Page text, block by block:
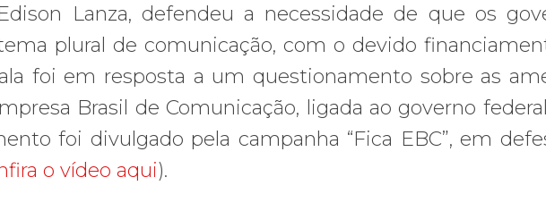
Lanza, defendeu a necessidade de que os
plural de comunicação, com o devido
foi em resposta a um questionamento sobre as
Brasil de Comunicação, ligada ao governo
foi divulgado pela campanha “Fica EBC”, em
o vídeo aqui).